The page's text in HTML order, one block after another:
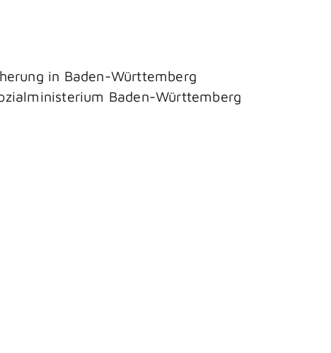
in Baden-Württemberg
Baden-Württemberg